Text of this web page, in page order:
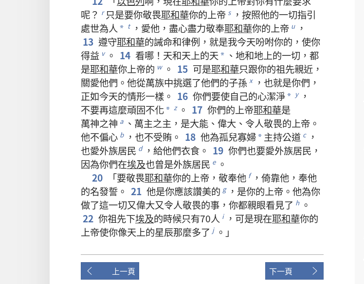
呢？ r 只是要你敬畏耶和華你的上帝 s ， 按照他的一切指引
處世為人* t ， 愛他 ， 盡心盡力敬奉耶和華你的上帝 u ，
13 遵守耶和華的誡命和律例 ， 就是我今天吩咐你的 ， 使你
得益 v 。 14 看哪 ！ 天和天上的天 * 、 地和地上的一切 ， 都
是耶和華你上帝的 w 。 15 可是耶和華只跟你的祖先親近 ，
關愛他們 。 他從萬族中挑選了他們的子孫 x ， 也就是你們 ，
正如今天的情形一樣 。 16 你們要使自己的心潔淨* y ，
不要再這麼頑固不化* z 。 17 你們的上帝耶和華是
萬神之神 a 、 萬主之主 ， 是大能 、 偉大 、 令人敬畏的上帝 。
他不偏心 b ， 也不受賄 。 18 他為孤兒寡婦* 主持公道 c ，
也愛外族居民 d ， 給他們衣食 。 19 你們也要愛外族居民 ，
因為你們在埃及也曾是外族居民 e 。
20
「要敬畏耶和華你的上帝 ， 敬奉他 f ， 倚靠他 ， 奉他
的名發誓 。 21 他是你應該讚美的 g ， 是你的上帝 。 他為你
做了這一切又偉大又令人敬畏的事 ， 你都親眼看見了 h 。
22 你祖先下埃及的時候只有70人 i ， 可是現在耶和華你的
上帝使你像天上的星辰那麼多了 j 。」
上一頁 下一頁